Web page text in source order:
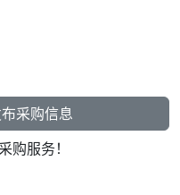
采购信息
购服务！